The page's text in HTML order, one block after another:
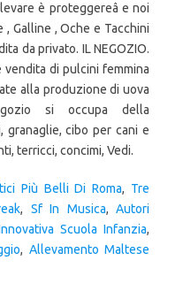
è proteggereâ e noi
Galline , Oche e Tacchini
da privato. IL NEGOZIO.
di pulcini femmina
alla produzione di uova
si occupa della
granaglie, cibo per cani e
terricci, concimi, Vedi.
Più Belli Di Roma, Tre
, Sf In Musica,Autori
Scuola Infanzia,
, Allevamento Maltese